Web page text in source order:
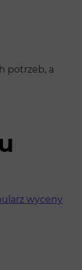
potrzeb, a
wyceny